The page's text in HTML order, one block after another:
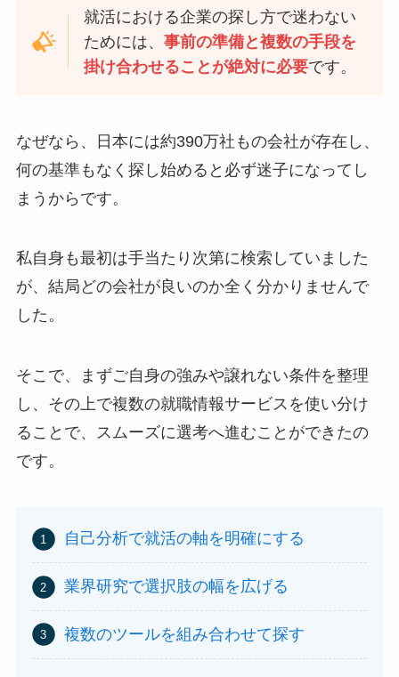
就活における企業の探し方で迷わない
ためには、事前の準備と複数の手段を
掛け合わせることが絶対に必要です。
なぜなら、日本には約390万社もの会社が存在し、
何の基準もなく探し始めると必ず迷子になってし
まうからです。
私自身も最初は手当たり次第に検索していました
が、結局どの会社が良いのか全く分かりませんで
した。
そこで、まずご自身の強みや譲れない条件を整理
し、その上で複数の就職情報サービスを使い分け
ることで、スムーズに選考へ進むことができたの
です。
自己分析で就活の軸を明確にする
業界研究で選択肢の幅を広げる
複数のツールを組み合わせて探す